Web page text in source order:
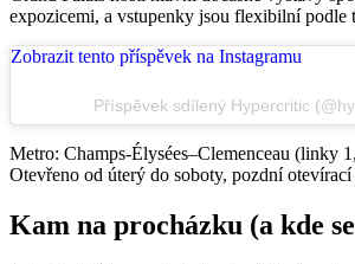
expozicemi, a vstupenky jsou flexibilní podle
Zobrazit tento příspěvek na Instagramu
Příspěvek sdílený Hypercritic
Metro: Champs-Élysées–Clemenceau (linky
Otevřeno od úterý do soboty, pozdní
Kam na procházku (a kde